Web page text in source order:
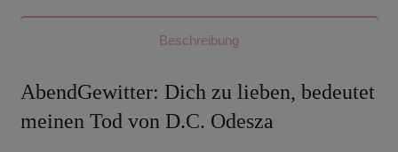
Beschreibung
AbendGewitter: Dich zu lieben, bedeutet
meinen Tod von D.C. Odesza